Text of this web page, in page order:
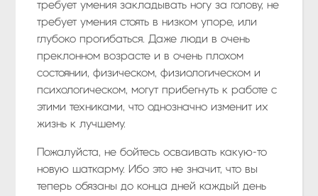
требует умения закладывать ногу за голову, не
требует умения стоять в низком упоре, или
глубоко прогибаться. Даже люди в очень
преклонном возрасте и в очень плохом
состоянии, физическом, физиологическом и
психологическом, могут прибегнуть к работе с
этими техниками, что однозначно изменит их
жизнь к лучшему.
Пожалуйста, не бойтесь осваивать какую-то
новую шаткарму. Ибо это не значит, что вы
теперь обязаны до конца дней каждый день